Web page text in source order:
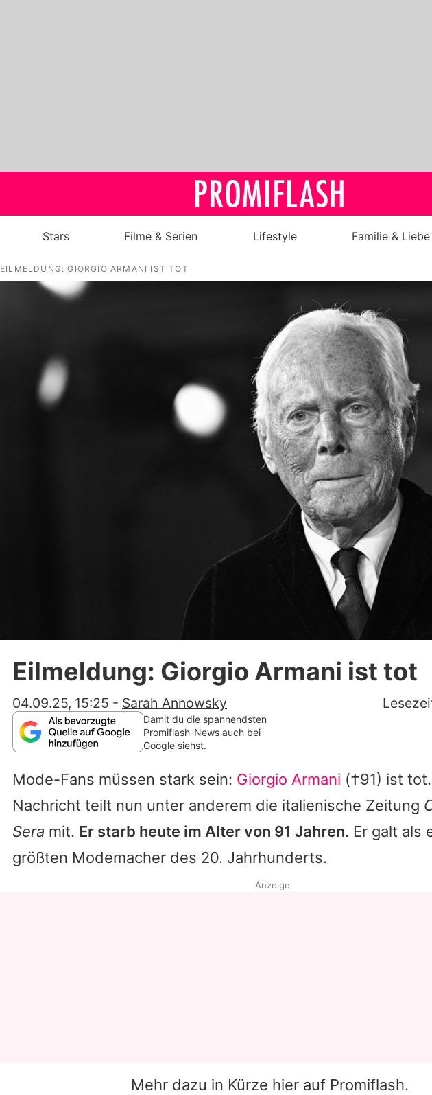
Filme & Serien
Lifestyle
Familie & Liebe
Promiflash Exklusiv
Alle Themen auf Promiflash
App runterladen
Redaktionelle Richtlinien
Datenschutzerklärung
Nutzungsbedingungen
Stars Filme & Serien Lifestyle Familie & Liebe
EILMELDUNG: GIORGIO ARMANI IST TOT
Eilmeldung: Giorgio Armani ist tot
04.09.25, 15:25 - Sarah Annowsky
Damit du die spannendsten
Promiflash-News auch bei
Google siehst.
Mode-Fans müssen stark sein: Giorgio Armani (†91) ist
Nachricht teilt nun unter anderem die italienische Zeitung
Sera mit. Er starb heute im Alter von 91 Jahren. Er galt als
größten Modemacher des 20. Jahrhunderts.
Mehr dazu in Kürze hier auf Promiflash.
Anzeige